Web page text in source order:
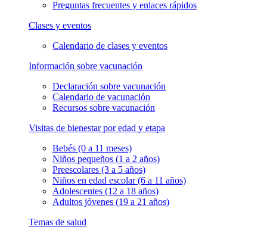
Preguntas frecuentes y enlaces rápidos
Clases y eventos
Calendario de clases y eventos
Información sobre vacunación
Declaración sobre vacunación
Calendario de vacunación
Recursos sobre vacunación
Visitas de bienestar por edad y etapa
Bebés (0 a 11 meses)
Niños pequeños (1 a 2 años)
Preescolares (3 a 5 años)
Niños en edad escolar (6 a 11 años)
Adolescentes (12 a 18 años)
Adultos jóvenes (19 a 21 años)
Temas de salud